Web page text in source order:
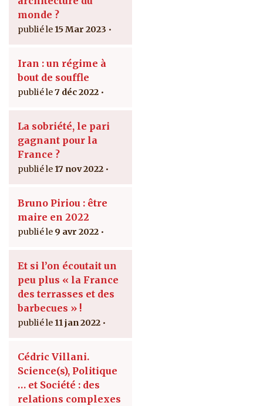
monde ?
15 Mar 2023
Iran : un régime à
bout de souffle
7 déc 2022
La sobriété, le pari
gagnant pour la
France ?
17 nov 2022
Bruno Piriou : être
maire en 2022
9 avr 2022
Et si l’on écoutait un
peu plus « la France
des terrasses et des
barbecues » !
11 jan 2022
Cédric Villani.
Science(s), Politique
… et Société : des
relations complexes